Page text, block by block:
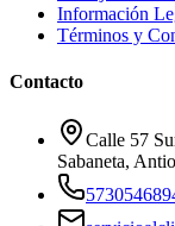
Información
Términos y
Contacto
Calle 57
Sabaneta,